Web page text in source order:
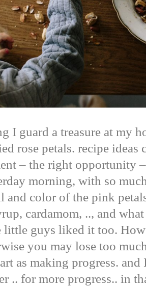
I guard a treasure at my
rose petals. recipe
– the right opportunity
morning, with so
and color of the pink
cardamom, .., and
little guys liked it too.
you may lose too
as making progress.
.. for more progress.. in